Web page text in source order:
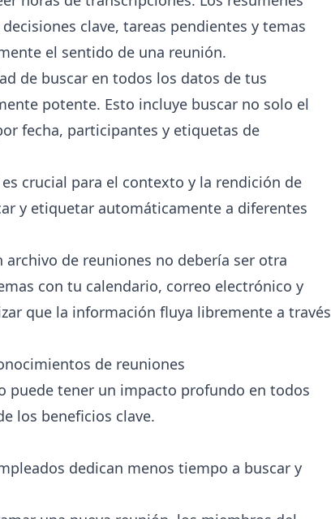
clave, tareas pendientes y temas
el sentido de una reunión.
de buscar en todos los datos de tus
potente. Esto incluye buscar no solo el
fecha, participantes y etiquetas de
crucial para el contexto y la rendición de
y etiquetar automáticamente a diferentes
archivo de reuniones no debería ser otra
con tu calendario, correo electrónico y
que la información fluya libremente a través
de reuniones
puede tener un impacto profundo en todos
los beneficios clave.
dedican menos tiempo a buscar y